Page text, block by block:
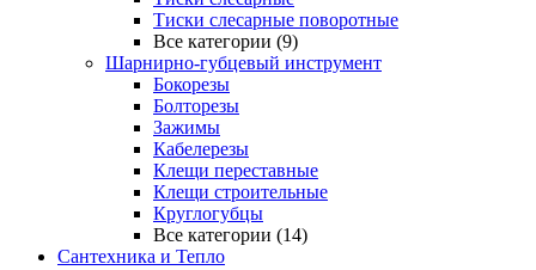
Тиски слесарные поворотные
Все категории (9)
Шарнирно-губцевый инструмент
Бокорезы
Болторезы
Зажимы
Кабелерезы
Клещи переставные
Клещи строительные
Круглогубцы
Все категории (14)
Сантехника и Тепло